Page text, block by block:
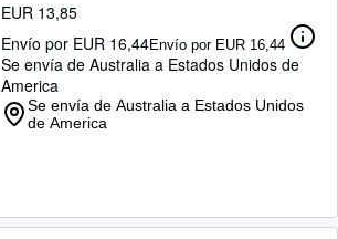
EUR 13,85
Envío por EUR 16,44Envío por EUR 16,44
Se envía de Australia a Estados Unidos de
America
Se envía de Australia a Estados Unidos
de America